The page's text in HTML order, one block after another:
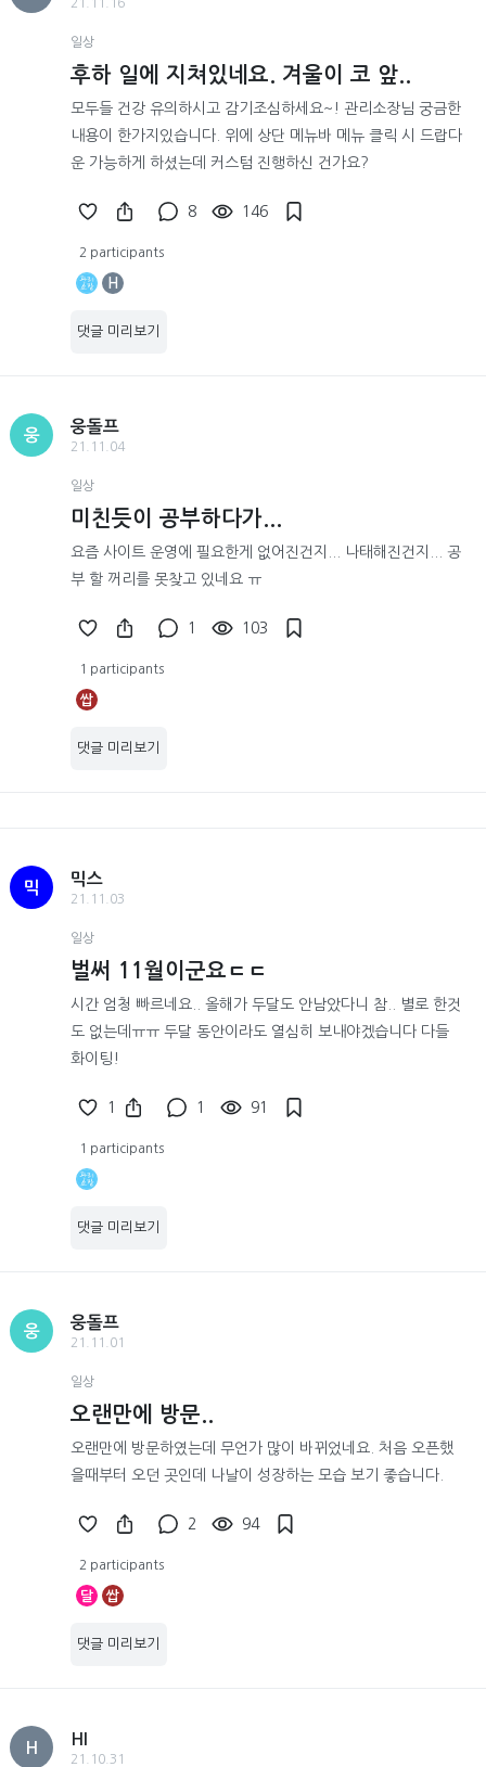
21.11.16
일상
후하 일에 지쳐있네요. 겨울이 코 앞..
모두들 건강 유의하시고 감기조심하세요~! 관리소장님 궁금한
내용이 한가지있습니다. 위에 상단 메뉴바 메뉴 클릭 시 드랍다
운 가능하게 하셨는데 커스텀 진행하신 건가요?
8 146
2 participants
H
댓글 미리보기
웅
웅돌프
21.11.04
일상
미친듯이 공부하다가...
요즘 사이트 운영에 필요한게 없어진건지... 나태해진건지... 공
부 할 꺼리를 못찾고 있네요 ㅠ
1 103
1 participants
쌉
댓글 미리보기
믹
믹스
21.11.03
일상
벌써 11월이군요ㄷㄷ
시간 엄청 빠르네요.. 올해가 두달도 안남았다니 참.. 별로 한것
도 없는데ㅠㅠ 두달 동안이라도 열심히 보내야겠습니다 다들
화이팅!
1 1 91
1 participants
댓글 미리보기
웅
웅돌프
21.11.01
일상
오랜만에 방문..
오랜만에 방문하였는데 무언가 많이 바뀌었네요. 처음 오픈했
을때부터 오던 곳인데 나날이 성장하는 모습 보기 좋습니다.
2 94
2 participants
달 쌉
댓글 미리보기
H
HI
21.10.31